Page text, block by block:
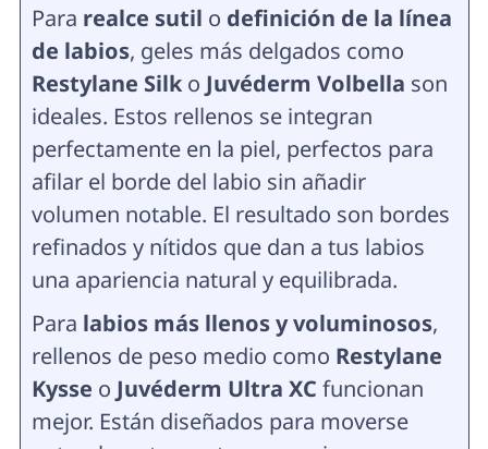
Para realce sutil o definición de la línea
de labios, geles más delgados como
Restylane Silko Juvéderm Volbella son
ideales. Estos rellenos se integran
perfectamente en la piel, perfectos para
afilar el borde del labio sin añadir
volumen notable. El resultado son bordes
refinados y nítidos que dan a tus labios
una apariencia natural y equilibrada.
Para labios más llenos y voluminosos,
rellenos de peso medio como Restylane
Kysse o Juvéderm Ultra XC funcionan
mejor. Están diseñados para moverse